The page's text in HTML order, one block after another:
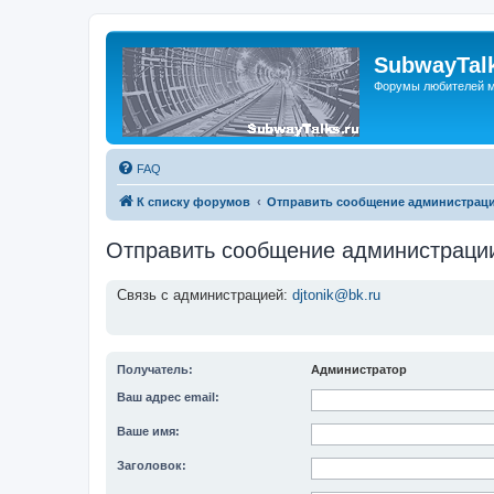
Форумы любителей
FAQ
К списку форумов Отправить сообщение
Отправить сообщение
Связь с администрацией: djtonik@bk.ru
Получатель: Администратор
Ваш адрес email:
Ваше имя:
Заголовок: